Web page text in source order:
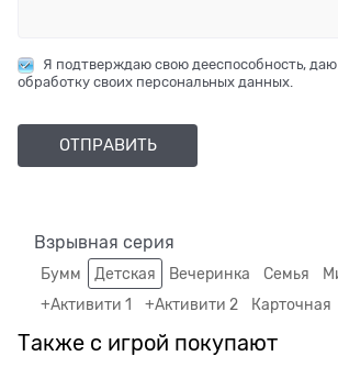
Я подтверждаю свою дееспособность, даю
обработку своих персональных данных.
Взрывная серия
Бумм Детская Вечеринка Семья
+Активити 1
+Активити 2 Карточная
Также с игрой покупают